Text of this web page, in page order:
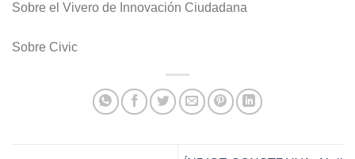
Sobre el Vivero de Innovación Ciudadana
Sobre Civic